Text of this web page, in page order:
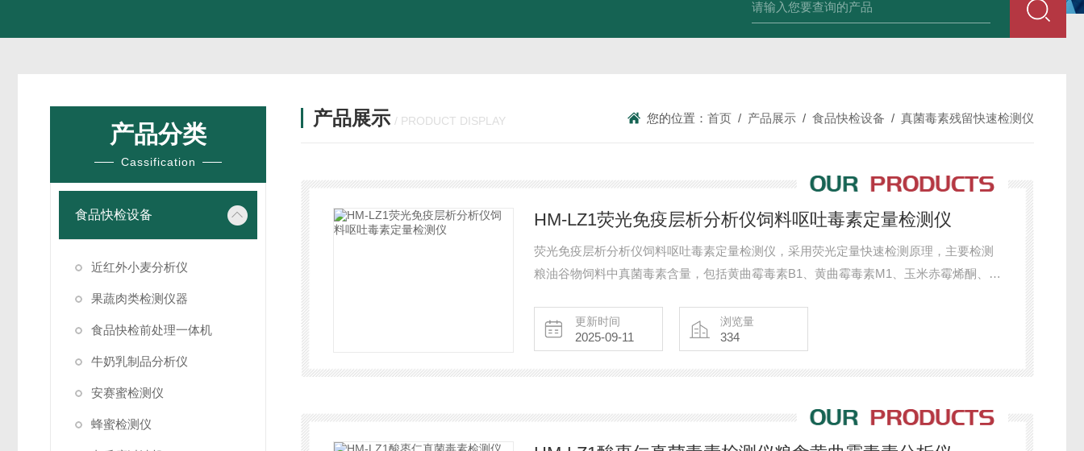
产品分类
Cassification
食品快检设备
近红外小麦分析仪
果蔬肉类检测仪器
食品快检前处理一体机
牛奶乳制品分析仪
安赛蜜检测仪
蜂蜜检测仪
产品展示 / PRODUCT DISPLAY 您的位置： 首页 / 产品展示 / 食品快检设备 / 真菌毒素残留快速检测仪
HM-LZ1荧光免疫层析分析仪饲料呕吐毒素定量检测仪
荧光免疫层析分析仪饲料呕吐毒素定量检测仪，采用荧光定量快速检测原理，主要检测
粮油谷物饲料中真菌毒素含量，包括黄曲霉毒素B1、黄曲霉毒素M1、玉米赤霉烯酮、呕
及其制品、饲料及其原料、食用油脂、牛奶及其制品等；样品前处理简单，整个检测过
程检测12min，产品适用于地方粮库、谷物生产企业、饲料厂、各类畜牧养殖企业等。
更新时间
2025-09-11
浏览量
334